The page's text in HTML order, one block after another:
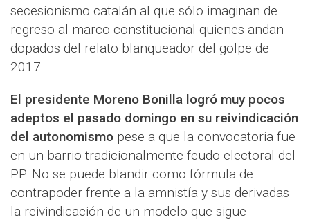
secesionismo catalán al que sólo imaginan de
regreso al marco constitucional quienes andan
dopados del relato blanqueador del golpe de
2017.
El presidente Moreno Bonilla logró muy pocos
adeptos el pasado domingo en su reivindicación
del autonomismo pese a que la convocatoria fue
en un barrio tradicionalmente feudo electoral del
PP. No se puede blandir como fórmula de
contrapoder frente a la amnistía y sus derivadas
la reivindicación de un modelo que sigue